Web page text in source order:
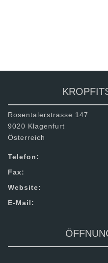
Rosentalerstrasse 147
9020 Klagenfurt
Österreich
Telefon:
Fax:
Website:
E-Mail: